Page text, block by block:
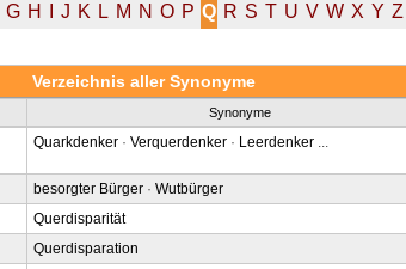
G H J K L M N O P Q R S T U V W X Y Z
Verzeichnis aller Synonyme
Synonyme
Quarkdenker · Verquerdenker · Leerdenker ...
besorgter Bürger · Wutbürger
Querdisparität
Querdisparation